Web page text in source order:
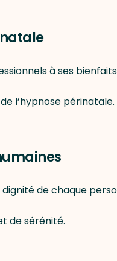
à ses
l’hypnose périnatale.
de chaque
de sérénité.